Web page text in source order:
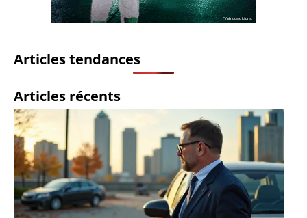
Articles tendances
Articles récents